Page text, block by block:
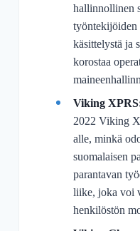
hallinnollinen
työntekijöiden
käsittelystä ja
korostaa
Viking
2022 Viking
alle, minkä
suomalaisen
parantavan
liike, joka voi
henkilöstön